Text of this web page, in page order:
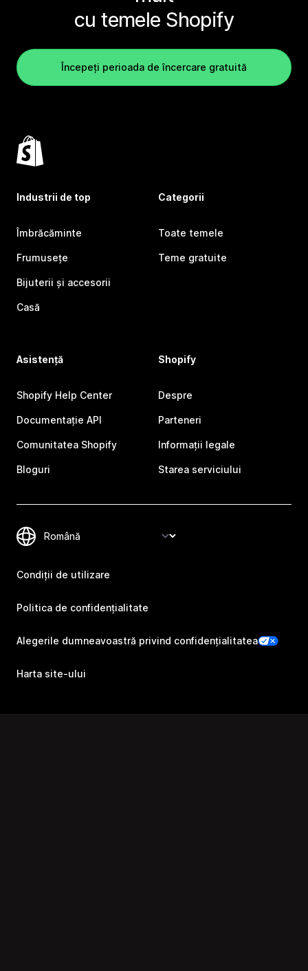
cu temele Shopify
Începeți perioada de încercare gratuită
Industrii de top
Îmbrăcăminte
Frumusețe
Bijuterii și accesorii
Casă
Categorii
Toate temele
Teme gratuite
Asistență
Shopify Help Center
Documentație API
Comunitatea Shopify
Bloguri
Shopify
Despre
Parteneri
Informații legale
Starea serviciului
Condiții de utilizare
Politica de confidențialitate
Alegerile dumneavoastră privind confidențialitatea
Harta site-ului